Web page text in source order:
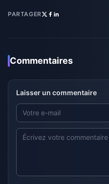
PARTAGER
Commentaires
Laisser un commentaire